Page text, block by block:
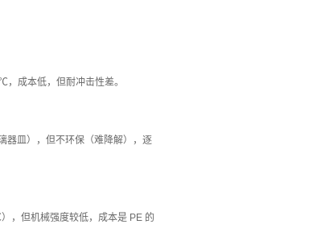
成本低，但耐冲击性差。
器皿），但不环保（难降解），逐
，但机械强度较低，成本是 PE 的